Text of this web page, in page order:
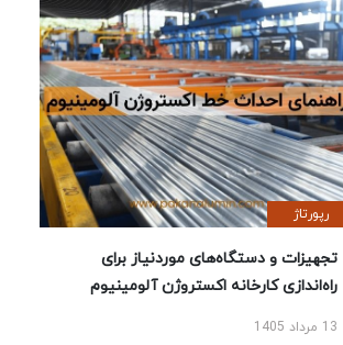
رپورتاژ
تجهیزات و دستگاه‌های موردنیاز برای
راه‌اندازی کارخانه اکستروژن آلومینیوم
13 مرداد 1405